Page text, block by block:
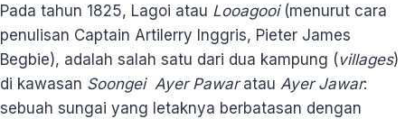
Pada tahun 1825, Lagoi atau Looagooi(menurut cara
penulisan Captain Artilerry Inggris, Pieter James
Begbie), adalah salah satu dari dua kampung (villages)
di kawasan Soongei Ayer Pawaratau Ayer Jawar:
sebuah sungai yang letaknya berbatasan dengan